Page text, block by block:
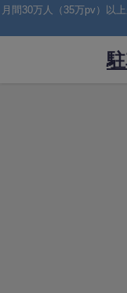
月間30万人（35万pv）以